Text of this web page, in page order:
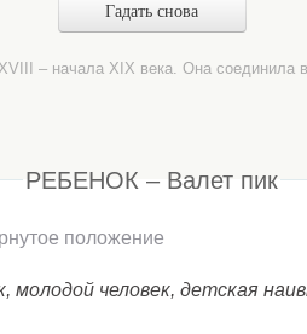
Гадать снова
– начала XIX века. Она соединила
РЕБЕНОК – Валет пик
положение
молодой человек, детская